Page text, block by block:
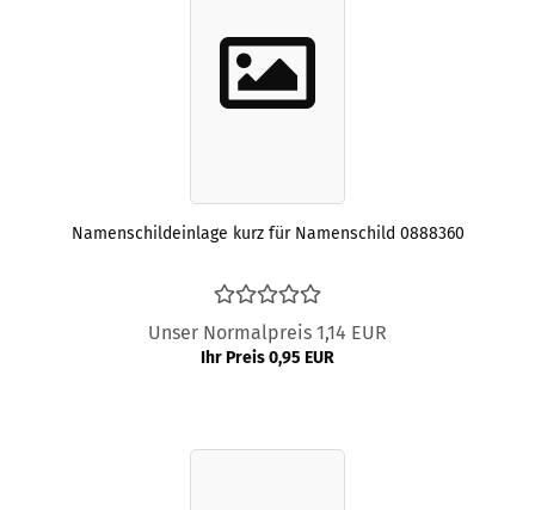
Namenschildeinlage kurz für Namenschild 0888360
Unser Normalpreis 1,14 EUR
Ihr Preis 0,95 EUR